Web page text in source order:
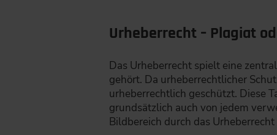
Urheberrecht – Plagiat
Das Urheberrecht spielt eine
gehört. Da urheberrechtlicher
urheberrechtlich geschützt. Diese
grundsätzlich auch von jedem
Bildbereich durch das